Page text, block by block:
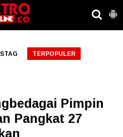
TERPOPULER
Pimpin
Pangkat 27